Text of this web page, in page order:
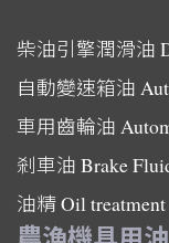
柴油引擎潤滑油
自動變速箱油
車用齒輪油
剎車油 Brake
油精Oil treatment